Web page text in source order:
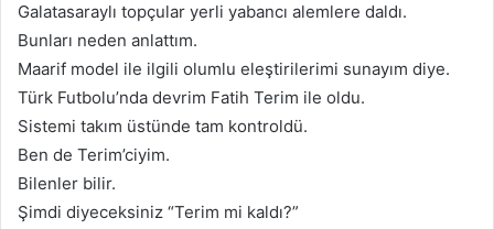
Galatasaraylı topçular yerli yabancı alemlere daldı.
Bunları neden anlattım.
Maarif model ile ilgili olumlu eleştirilerimi sunayım diye.
Türk Futbolu’nda devrim Fatih Terim ile oldu.
Sistemi takım üstünde tam kontroldü.
Ben de Terim’ciyim.
Bilenler bilir.
Şimdi diyeceksiniz “Terim mi kaldı?”